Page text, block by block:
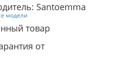
Santoemma
модели
товар
от